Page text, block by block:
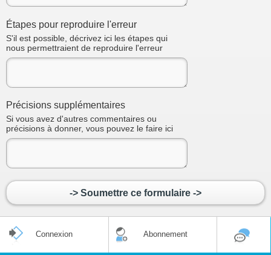
Étapes pour reproduire l'erreur
S'il est possible, décrivez ici les étapes qui
nous permettraient de reproduire l'erreur
Précisions supplémentaires
Si vous avez d'autres commentaires ou
précisions à donner, vous pouvez le faire ici
-> Soumettre ce formulaire ->
Connexion Abonnement